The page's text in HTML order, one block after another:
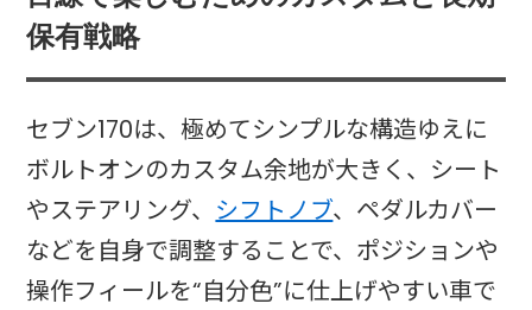
保有戦略
セブン170は、極めてシンプルな構造ゆえに
ボルトオンのカスタム余地が大きく、シート
やステアリング、 シフトノブ、ペダルカバー
などを自身で調整することで、ポジションや
操作フィールを“自分色”に仕上げやすい車で